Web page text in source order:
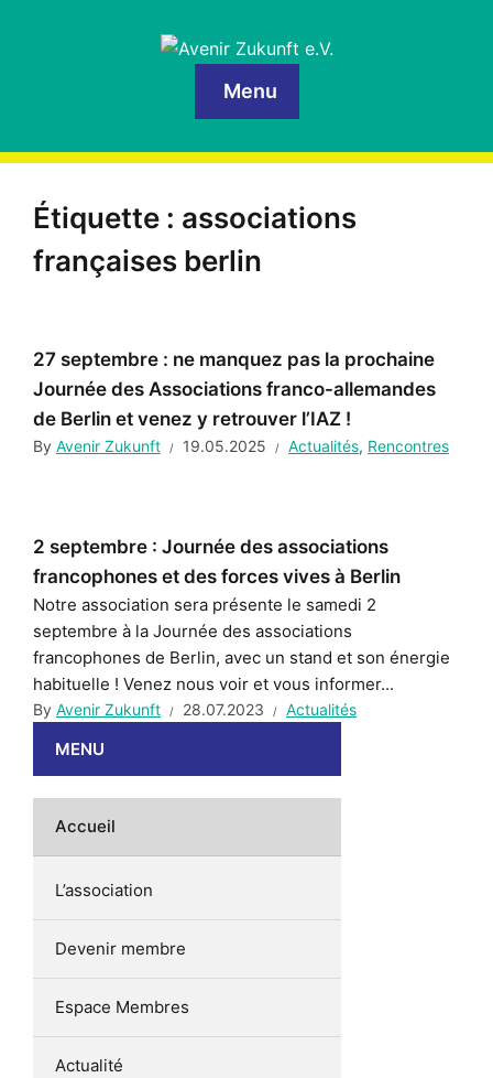
Menu
Étiquette : associations
françaises berlin
27 septembre : ne manquez pas la prochaine
Journée des Associations franco-allemandes
de Berlin et venez y retrouver l’IAZ !
By Avenir Zukunft 19.05.2025 Actualités, Rencontres
2 septembre : Journée des associations
francophones et des forces vives à Berlin
Notre association sera présente le samedi 2
septembre à la Journée des associations
francophones de Berlin, avec un stand et son énergie
habituelle ! Venez nous voir et vous informer...
By Avenir Zukunft 28.07.2023 Actualités
MENU
Accueil
L’association
Devenir membre
Espace Membres
Actualité